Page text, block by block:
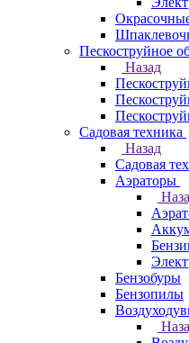
Пескоструйное
Назад
Садовая техника
Назад
Садовая
Аэраторы
Бензобуры
Бензопилы